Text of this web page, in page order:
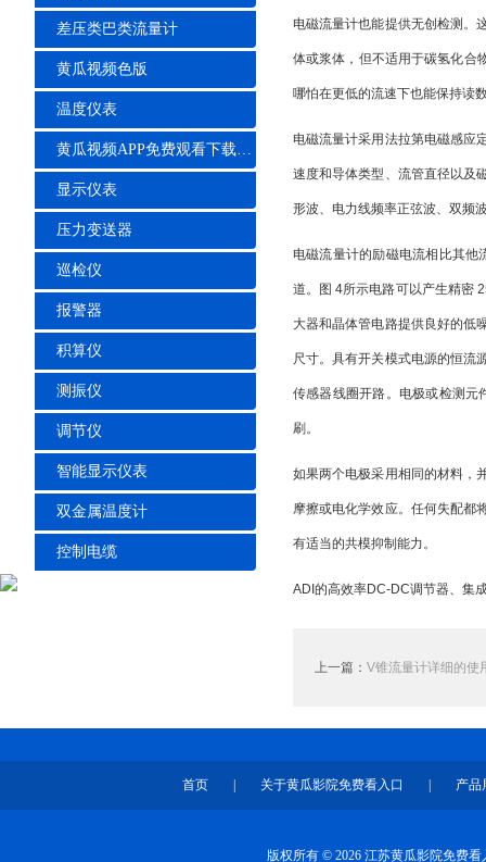
差压类巴类流量计
黄瓜视频色版
温度仪表
黄瓜视频APP免费观看下载安装
显示仪表
压力变送器
巡检仪
报警器
积算仪
测振仪
调节仪
智能显示仪表
双金属温度计
控制电缆
电磁流量计也能提供无创检测。
体或浆体，但不适用于碳氢化合
哪怕在更低的流速下也能保持读
电磁流量计采用法拉第电磁感应
速度和导体类型、流管直径以及
形波、电力线频率正弦波、双频
电磁流量计的励磁电流相比其
道。图 4所示电路可以产生精密
大器和晶体管电路提供良好的低
尺寸。具有开关模式电源的恒流
传感器线圈开路。电极或检测元
刷。
如果两个电极采用相同的材料，
摩擦或电化学效应。任何失配都
有适当的共模抑制能力。
ADI的高效率DC-DC调节器、集
上一篇： V锥流量计详细的使
首页 关于黄瓜影院免费看入口 产品
版权所有 © 2026 江苏黄瓜影院免费